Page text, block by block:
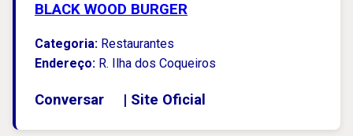
BLACK WOOD BURGER
Categoria: Restaurantes
Endereço: R. Ilha dos Coqueiros
Conversar | Site Oficial